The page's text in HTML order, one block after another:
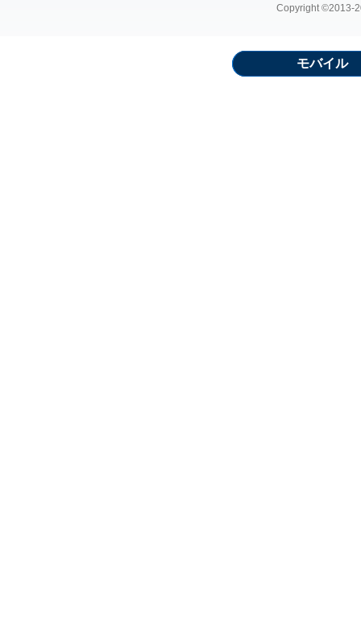
Copyright ©2013-
モバイル